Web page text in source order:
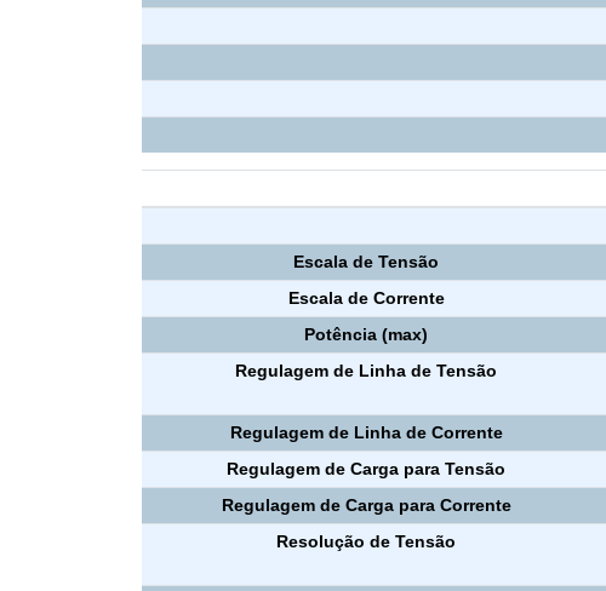
Escala de Tensão
Escala de Corrente
Potência (max)
Regulagem de Linha de Tensão
Regulagem de Linha de Corrente
Regulagem de Carga para Tensão
Regulagem de Carga para Corrente
Resolução de Tensão